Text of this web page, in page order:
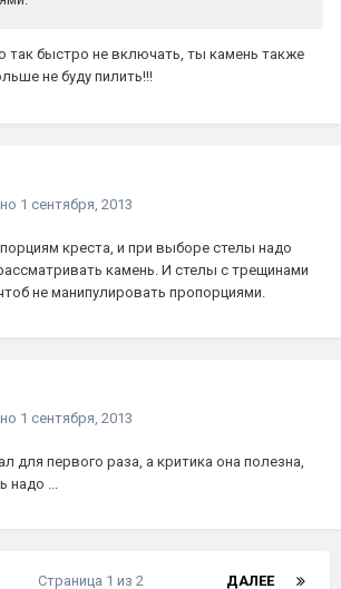
так быстро не включать, ты камень также
не буду пилить!!!
1 сентября, 2013
креста, и при выборе стелы надо
камень. И стелы с трещинами
не манипулировать пропорциями.
1 сентября, 2013
для первого раза, а критика она полезна,
...
ДАЛЕЕ
Страница 1 из 2